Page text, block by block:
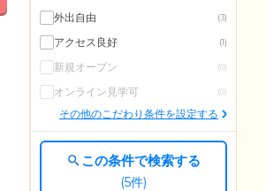
外出自由 (3)
アクセス良好 (1)
新規オープン (0)
オンライン見学可 (0)
その他のこだわり条件を設定する
この条件で検索する
(5件)